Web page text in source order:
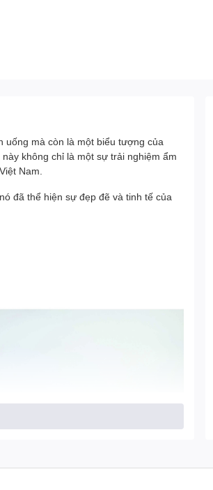
uống mà còn là một biểu tượng của
không chỉ là một sự trải nghiệm ẩm
Nam.
đã thể hiện sự đẹp đẽ và tinh tế của